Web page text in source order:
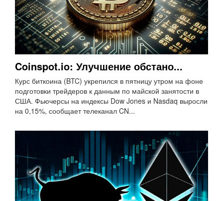
Coinspot.io: Улучшение обстано...
Курс биткоина (BTC) укрепился в пятницу утром на фоне
подготовки трейдеров к данным по майской занятости в
США. Фьючерсы на индексы Dow Jones и Nasdaq выросли
на 0,15%, сообщает телеканал CN...